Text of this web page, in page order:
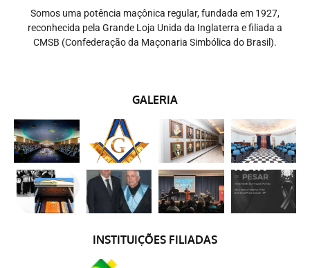
Somos uma potência maçônica regular, fundada em 1927,
reconhecida pela Grande Loja Unida da Inglaterra e filiada a
CMSB (Confederação da Maçonaria Simbólica do Brasil).
GALERIA
INSTITUIÇÕES FILIADAS